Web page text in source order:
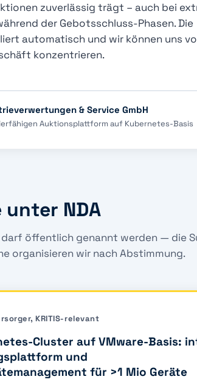
zuverlässig trägt – auch bei
der Gebotsschluss-Phasen. Die
automatisch und wir können uns
konzentrieren.
& Service GmbH
Auktionsplattform auf Kubernetes-Basis
NDA
darf öffentlich genannt werden — die
organisieren wir nach Abstimmung.
KRITIS-relevant
Cluster auf VMware-Basis:
und
für >1 Mio Geräte